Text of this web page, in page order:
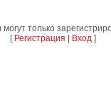
только
[ Регистрация Вход]